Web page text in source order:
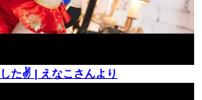
た✌️ | えなこさんより